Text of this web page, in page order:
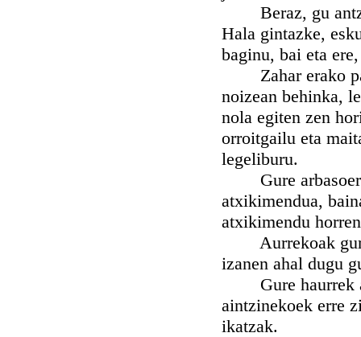
Beraz, gu
Hala gintazke,
baginu, bai eta
Zahar erako
noizean behinka,
nola egiten zen
orroitgailu eta
legeliburu.
Gure arbasoeri
atxikimendua,
atxikimendu
Aurrekoak guri
izanen ahal dugu
Gure haurrek
aintzinekoek erre
ikatzak.